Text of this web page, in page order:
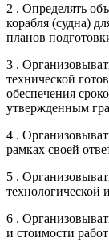
2 . Определять
корабля (судна)
планов
3 .
технической
обеспечения
утвержденным
4 .
рамках своей
5 .
технологической
6 .
и стоимости работ